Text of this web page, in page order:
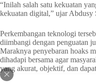
“Inilah salah satu kekuatan
kekuatan digital,” ujar Abdusy
Perkembangan teknologi
diimbangi dengan penguatan
Maraknya penyebaran hoaks
dihadapi bersama agar
yang akurat, objektif, dan